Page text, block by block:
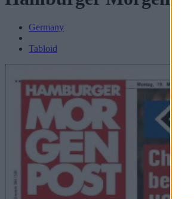
Germany
Tabloid